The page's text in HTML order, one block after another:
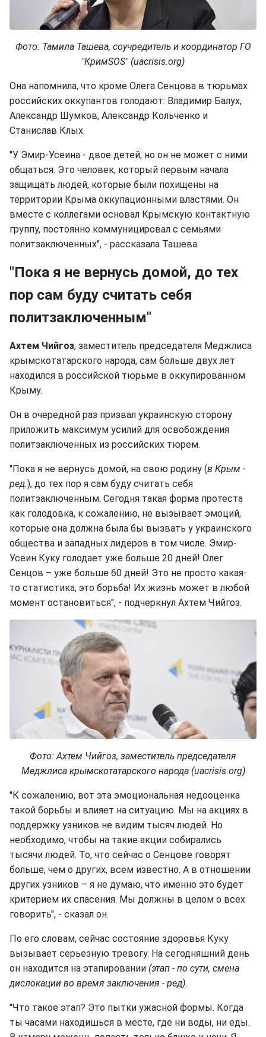
Фото: Тамила Ташева, соучредитель и координатор ГО
"КримЅОЅ" (uacrisis.org)
Она напомнила, что кроме Олега Сенцова в тюрьмах
российских оккупантов голодают: Владимир Балух,
Александр Шумков, Александр Кольченко и
Станислав Клых.
"У Эмир-Усеина - двое детей, но он не может с ними
общаться. Это человек, который первым начала
защищать людей, которые были похищены на
территории Крыма оккупационными властями. Он
вместе с коллегами основал Крымскую контактную
группу, постоянно коммуницировал с семьями
политзаключенных", - рассказала Ташева.
"Пока я не вернусь домой, до тех
пор сам буду считать себя
политзаключенным"
Ахтем Чийгоз, заместитель председателя Меджлиса
крымскотатарского народа, сам больше двух лет
находился в российской тюрьме в оккупированном
Крыму.
Он в очередной раз призвал украинскую сторону
приложить максимум усилий для освобождения
политзаключенных из российских тюрем.
"Пока я не вернусь домой, на свою родину (в Крым -
ред.), до тех пор я сам буду считать себя
политзаключенным. Сегодня такая форма протеста
как голодовка, к сожалению, не вызывает эмоций,
которые она должна была бы вызвать у украинского
общества и западных лидеров в том числе. Эмир-
Усеин Куку голодает уже больше 20 дней! Олег
Сенцов – уже больше 60 дней! Это не просто какая-
то статистика, это борьба! Их жизнь может в любой
момент остановиться", - подчеркнул Ахтем Чийгоз.
Фото: Ахтем Чийгоз, заместитель председателя
Меджлиса крымскотатарского народа (uacrisis.org)
"К сожалению, вот эта эмоциональная недооценка
такой борьбы и влияет на ситуацию. Мы на акциях в
поддержку узников не видим тысяч людей. Но
необходимо, чтобы на такие акции собирались
тысячи людей. То, что сейчас о Сенцове говорят
больше, чем о других, всем известно. А в отношении
других узников – я не думаю, что именно это будет
критерием их спасения. Мы должны в целом о всех
говорить", - сказал он.
По его словам, сейчас состояние здоровья Куку
вызывает серьезную тревогу. На сегодняшний день
он находится на этапировании (этап - по сути, смена
дислокации во время заключения - ред).
"Что такое этап? Это пытки ужасной формы. Когда
ты часами находишься в месте, где ни воды, ни еды.